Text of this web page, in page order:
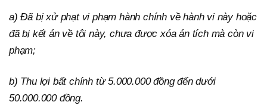
a) Đã bị xử phạt vi phạm hành chính về hành vi này hoặc
đã bị kết án về tội này, chưa được xóa án tích mà còn vi
phạm;
b) Thu lợi bất chính từ 5.000.000 đồng đến dưới
50.000.000 đồng.